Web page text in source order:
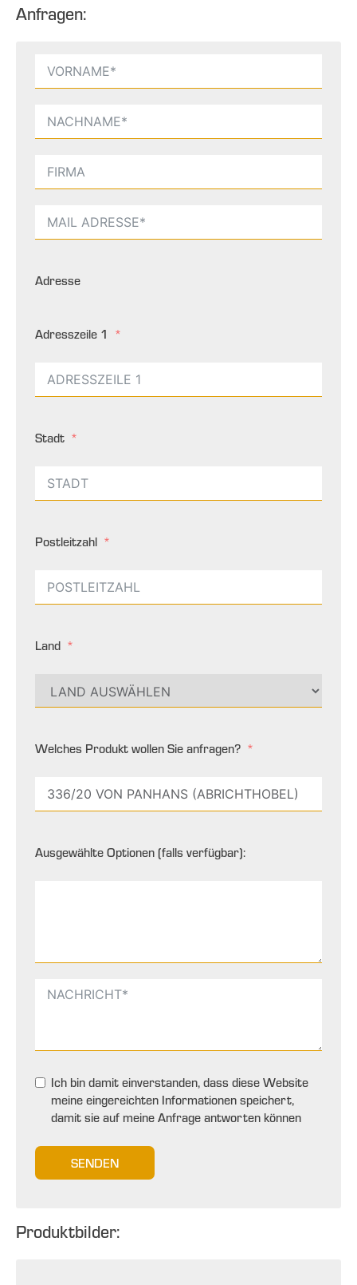
Anfragen:
Adresse
Adresszeile 1
Stadt
Postleitzahl
Land
Welches Produkt wollen Sie anfragen?
Ausgewählte Optionen (falls verfügbar):
Ich bin damit einverstanden, dass diese Website
meine eingereichten Informationen speichert,
damit sie auf meine Anfrage antworten können
SENDEN
Produktbilder: